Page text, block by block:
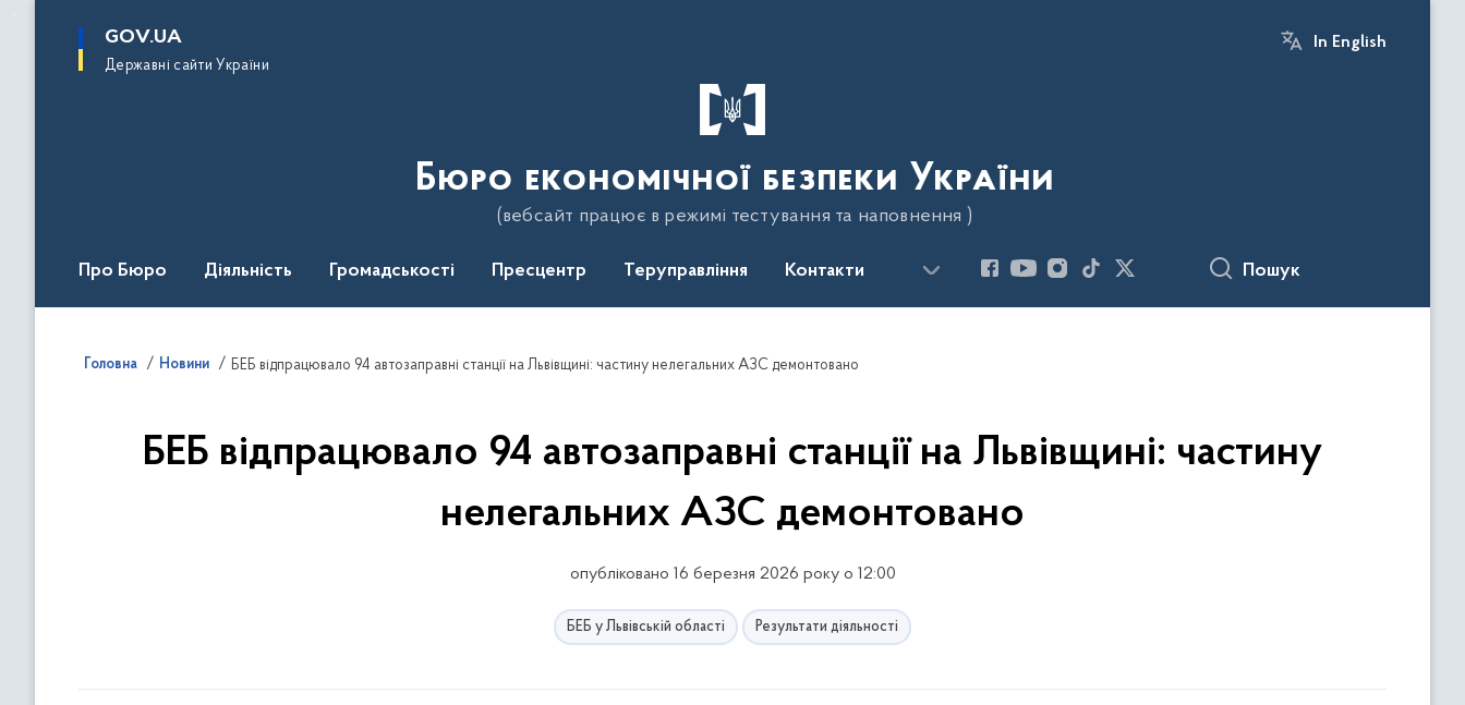
основного
GOV.UA
Державні сайти України
In English
Бюро економічної безпеки України
(вебсайт працює в режимі тестування та наповнення )
Про Бюро Діяльність Громадськості Пресцентр Теруправління Контакти Пошук
Головна Новини БЕБ відпрацювало 94 автозаправні станції на Львівщині: частину нелегальних АЗС демонтовано
БЕБ відпрацювало 94 автозаправні станції на Львівщині: частину
нелегальних АЗС демонтовано
опубліковано 16 березня 2026 року о 12:00
БЕБ у Львівській області Результати діяльності